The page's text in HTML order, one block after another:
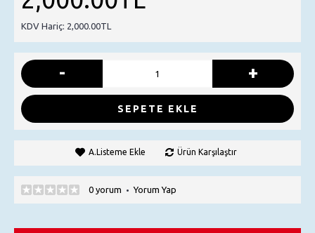
KDV Hariç: 2,000.00TL
- +
SEPETE EKLE
A.Listeme Ekle Ürün Karşılaştır
0 yorum •Yorum Yap